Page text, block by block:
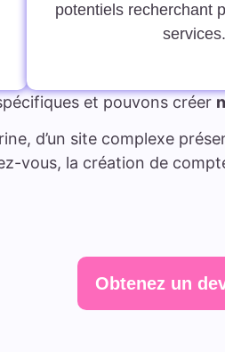
potentiels recherchant
services.
et pouvons créer
d’un site complexe
vous, la création de
Obtenez un